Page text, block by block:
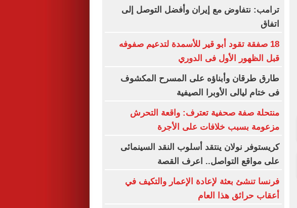
ترامب: نتفاوض مع إيران وأفضل التوصل إلى
اتفاق
18 صفقة تقود أبو قير للأسمدة لتدعيم صفوفه
قبل الظهور الأول فى الدوري
طارق طرقان وأبناؤه على المسرح المكشوف
فى ختام ليالى الأوبرا الصيفية
منتحلة صفة صحفية تعترف: واقعة التحرش
مزعومة بسبب خلافات على الأجرة
كريستوفر نولان ينتقد أسلوب النقد السينمائى
على مواقع التواصل.. اعرف القصة
فرنسا تنشئ بعثة لإعادة الإعمار والتكيف في
أعقاب حرائق هذا العام